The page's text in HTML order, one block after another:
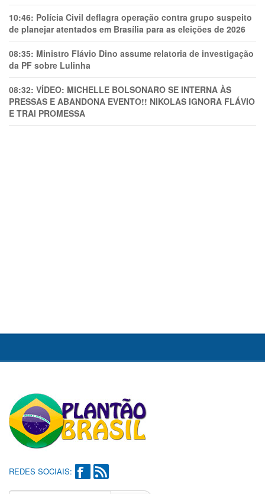
10:46: Polícia Civil deflagra operação contra grupo suspeito
de planejar atentados em Brasília para as eleições de 2026
08:35: Ministro Flávio Dino assume relatoria de investigação
da PF sobre Lulinha
08:32: VÍDEO: MICHELLE BOLSONARO SE INTERNA ÀS
PRESSAS E ABANDONA EVENTO!! NIKOLAS IGNORA FLÁVIO
E TRAl PROMESSA
REDES SOCIAIS: